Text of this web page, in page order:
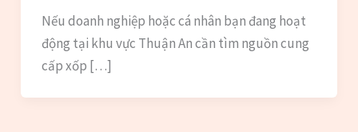
Nếu doanh nghiệp hoặc cá nhân bạn đang hoạt
động tại khu vực Thuận An cần tìm nguồn cung
cấp xốp […]